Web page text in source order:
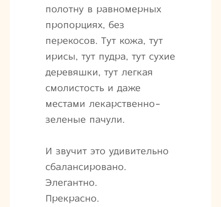
полотну в равномерных
пропорциях, без
перекосов. Тут кожа, тут
ирисы, тут пудра, тут сухие
деревяшки, тут легкая
смолистость и даже
местами лекарственно-
зеленые пачули.
И звучит это удивительно
сбалансировано.
Элегантно.
Прекрасно.